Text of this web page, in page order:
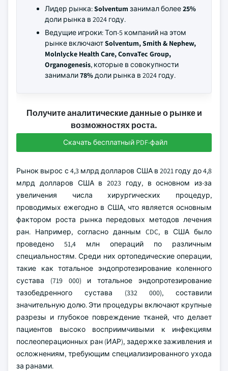
Лидер рынка:Solventum занимал более25%
доли рынка в 2024 году.
Ведущие игроки: Топ-5 компаний на этом
рынке включаютSolventum, Smith & Nephew,
Molnlycke Health Care, ConvaTec Group,
Organogenesis, которые в совокупности
занимали78%доли рынка в 2024 году.
Получите аналитические данные о рынке и
возможностях роста.
Скачать бесплатный PDF-файл
Рынок вырос с 4,3 млрд долларов США в 2021 году до 4,8
млрд долларов США в 2023 году, в основном из-за
увеличения числа хирургических процедур,
проводимых ежегодно в США, что является основным
фактором роста рынка передовых методов лечения
ран. Например, согласно данным CDC, в США было
проведено 51,4 млн операций по различным
специальностям. Среди них ортопедические операции,
такие как тотальное эндопротезирование коленного
сустава (719 000) и тотальное эндопротезирование
тазобедренного сустава (332 000), составили
значительную долю. Эти процедуры включают крупные
разрезы и глубокое повреждение тканей, что делает
пациентов высоко восприимчивыми к инфекциям
послеоперационных ран (ИАР), задержке заживления и
осложнениям, требующим специализированного ухода
за ранами.